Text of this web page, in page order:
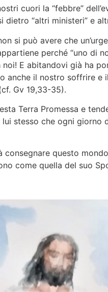
cuori la “febbre”
“altri ministeri” e
si può avere che
perché “uno di
E abitandovi già ha
anche il nostro soffrire
Gv 19,33-35).
Terra Promessa e
lui stesso che ogni
questo
come quella del suo